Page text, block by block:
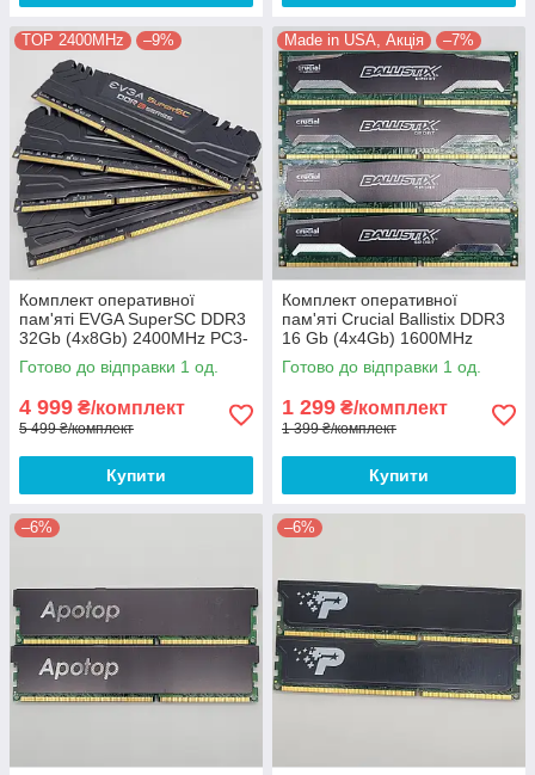
TOP 2400MHz –9%
Комплект оперативної
пам'яті EVGA SuperSC DDR3
32Gb (4x8Gb) 2400MHz PC3-
19200U 2R8 CL11 (16G-D3-
2400-MR) Б/В
Готово до відправки 1 од.
4 999 ₴/комплект
5 499 ₴/комплект
Купити
Made in USA, Акція –7%
Комплект оперативної
пам'яті Crucial Ballistix DDR3
16 Gb (4x4Gb) 1600MHz
12800U 2R8 CL9
(BLS4G3D1609DS1S00) Б/В
Готово до відправки 1 од.
1 299 ₴/комплект
1 399 ₴/комплект
Купити
–6% –6%